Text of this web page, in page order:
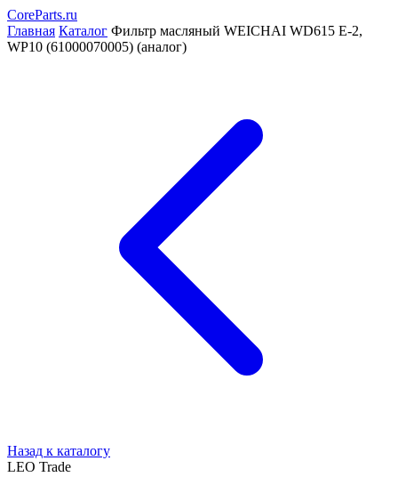
CoreParts.ru
Главная Каталог Фильтр масляный WEICHAI WD615 E-2,
WP10 (61000070005) (аналог)
Назад к каталогу
LEO Trade